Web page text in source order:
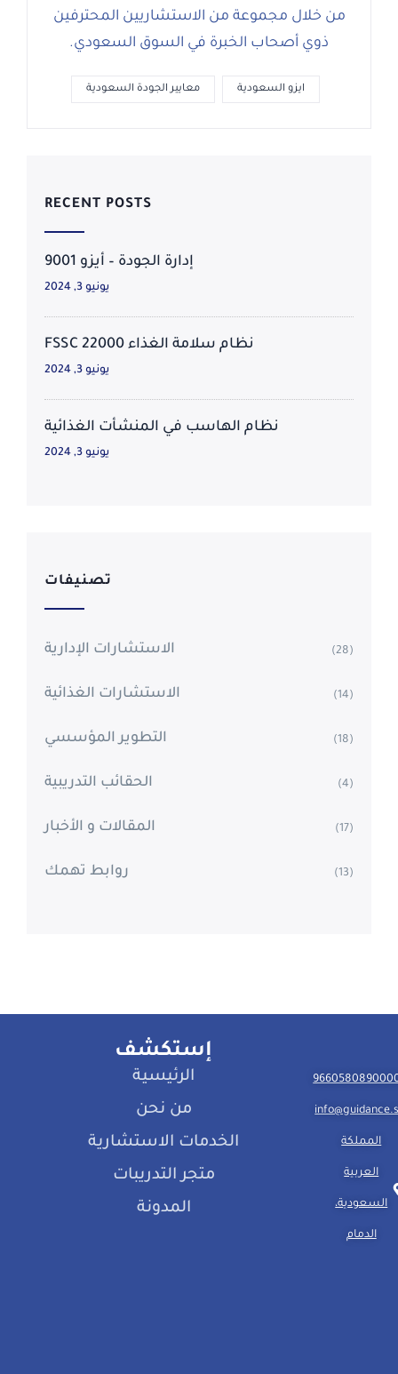
من خلال مجموعة من الاستشاريين المحترفين
ذوي أصحاب الخبرة في السوق السعودي.
ايزو السعودية معايير الجودة السعودية
RECENT POSTS
إدارة الجودة – أيزو 9001
يونيو 3, 2024
نظام سلامة الغذاء FSSC 22000
يونيو 3, 2024
نظام الهاسب في المنشأت الغذائية
يونيو 3, 2024
تصنيفات
الاستشارات الإدارية (28)
الاستشارات الغذائية (14)
التطوير المؤسسي (18)
الحقائب التدريبية (4)
المقالات و الأخبار (17)
روابط تهمك (13)
المملكة
العربية
السعودية،
الدمام
إستكشف
الرئيسية
من نحن
الخدمات الاستشارية
متجر التدريبات
المدونة